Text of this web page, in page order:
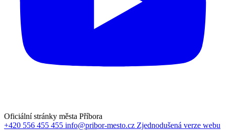
Oficiální stránky města Příbora
+420 556 455 455 info@pribor-mesto.cz Zjednodušená verze webu